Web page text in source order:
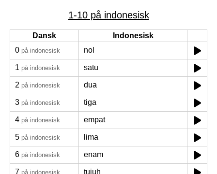
1-10 på indonesisk
Dansk
Indonesisk
0 på indonesisk nol
1 på indonesisk satu
2 på indonesisk dua
3 på indonesisk tiga
4 på indonesisk empat
5 på indonesisk lima
6 på indonesisk enam
7 på indonesisk tujuh